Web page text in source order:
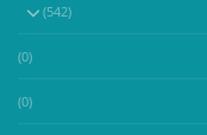
(542)
(0)
(0)